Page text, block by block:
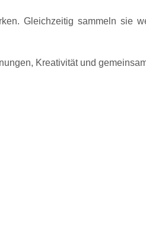
Gleichzeitig sammeln sie
Kreativität und